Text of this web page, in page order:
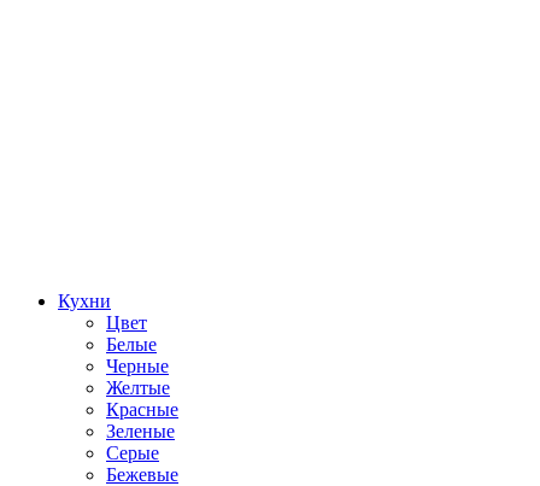
Кухни
Цвет
Белые
Черные
Желтые
Красные
Зеленые
Серые
Бежевые